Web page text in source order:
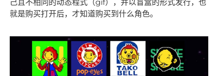
己且不相同的动态程式（gif），并以盲盒的形式发行，也
就是购买打开后，才知道购买到什么角色。